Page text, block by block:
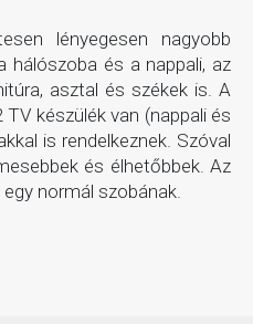
lényegesen nagyobb
hálószoba és a nappali, az
asztal és székek is. A
készülék van (nappali és
is rendelkeznek. Szóval
és élhetőbbek. Az
normál szobának.